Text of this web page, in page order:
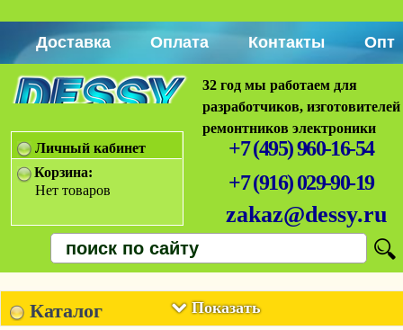
Доставка Оплата Контакты Опт
32 год мы работаем для
разработчиков,
ремонтников электроники
+7 (495) 960-16-54
+7 (916) 029-90-19
zakaz@dessy.ru
Личный кабинет
Корзина:
Нет товаров
Показать
Каталог